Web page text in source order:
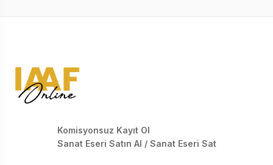
Komisyonsuz Kayıt Ol
Sanat Eseri Satın Al / Sanat Eseri Sat